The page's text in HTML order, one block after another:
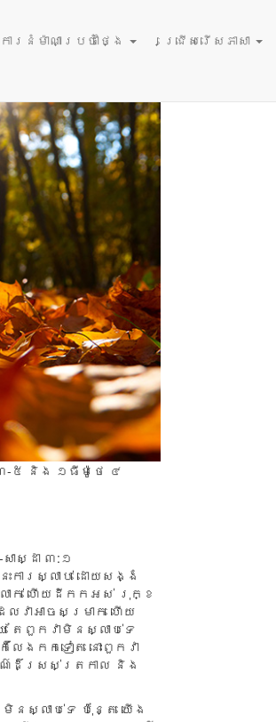
នំម៉ាណាប្រចាំថ្ងៃ ជ្រើសរើសភាសា
៣-៥ និង ១ធីម៉ូថេ ៤
ាស្ដា ៣:១
ការ​ស្លាប់ ដោយ​សង្ងំ​
ាក់ ហើយ​ដី​កក​អស់ រុក្ខ​
វា​អាច​សម្រាក ហើយ​
ែ​ពួក​វា​មិន​ស្លាប់​ទេ
ង​កក​ទៀត នោះ​ពួក​វា​
ណ៌​ដ៏​ស្រស់​ត្រកាល និង​
ស្លាប់​ទេ ប៉ុន្តែ ​យើង​